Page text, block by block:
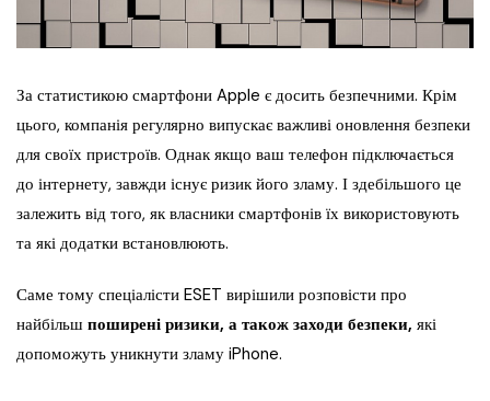
За статистикою смартфони Apple є досить безпечними. Крім
цього, компанія регулярно випускає важливі оновлення безпеки
для своїх пристроїв. Однак якщо ваш телефон підключається
до інтернету, завжди існує ризик його зламу. І здебільшого це
залежить від того, як власники смартфонів їх використовують
та які додатки встановлюють.
Саме тому спеціалісти ESET вирішили розповісти про
найбільш поширені ризики, а також заходи безпеки, які
допоможуть уникнути зламу iPhone.